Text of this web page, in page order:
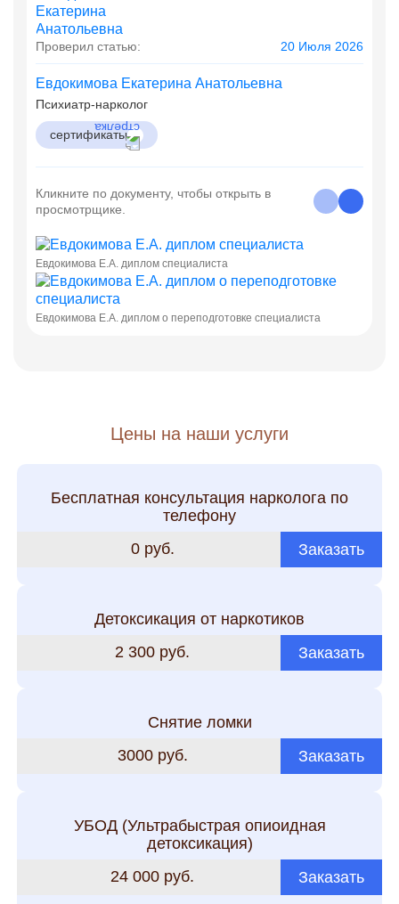
Проверил статью: 20 Июля 2026
Евдокимова Екатерина Анатольевна
Психиатр-нарколог
сертификаты
Кликните по документу, чтобы открыть в
просмотрщике.
Евдокимова Е.А. диплом специалиста
Евдокимова Е.А. диплом о переподготовке специалиста
Цены на наши услуги
Бесплатная консультация нарколога по
телефону
0 руб.
Заказать
Детоксикация от наркотиков
2 300 руб.
Заказать
Снятие ломки
3000 руб.
Заказать
УБОД (Ультрабыстрая опиоидная
детоксикация)
24 000 руб.
Заказать